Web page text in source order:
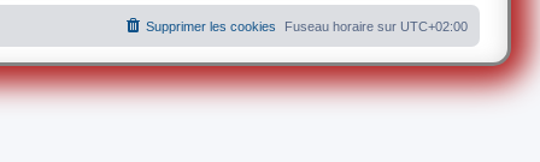
Fuseau horaire sur UTC+02:00
Supprimer les cookies